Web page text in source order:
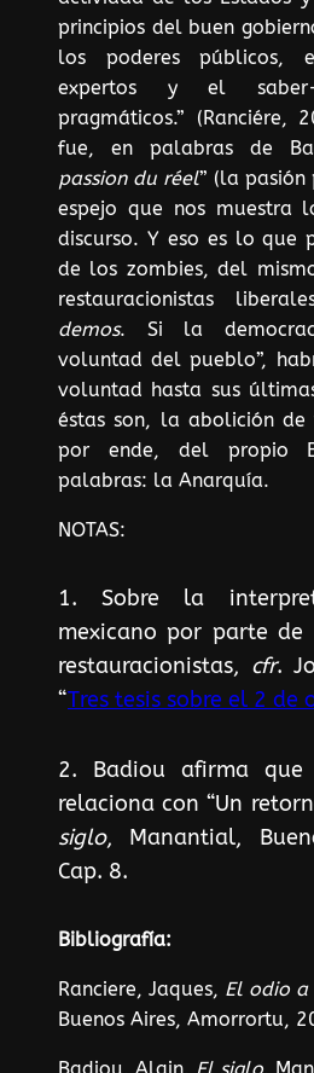
principios del buen
los poderes públicos,
expertos y el
pragmáticos.”
fue, en palabras de
passion du réel” (la
espejo que nos muestra
discurso. Y eso es lo que
de los zombies, del
restauracionistas
demos. Si la
voluntad del pueblo”,
voluntad hasta sus
éstas son, la abolición
por ende, del propio
palabras: la Anarquía.
NOTAS:
1. Sobre la
mexicano por parte
restauracionistas, cfr.
“Tres tesis sobre el 2 de
2. Badiou afirma que
relaciona con “Un
siglo, Manantial,
Cap. 8.
Bibliografía:
Ranciere, Jaques, El odio
Buenos Aires, Amorrortu,